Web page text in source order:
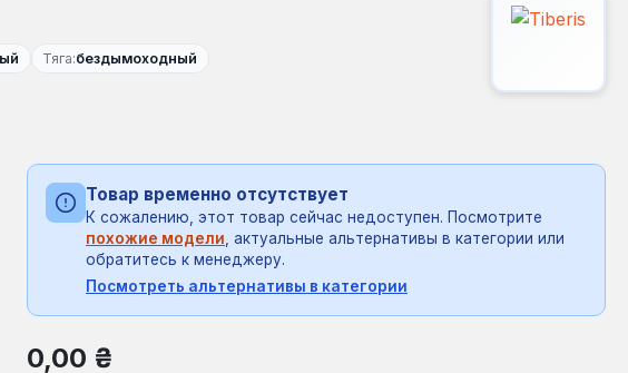
Тяга:бездымоходный
Товар временно отсутствует
К сожалению, этот товар сейчас недоступен. Посмотрите
похожие модели , актуальные альтернативы в категории или
обратитесь к менеджеру.
Посмотреть альтернативы в категории
Обычная цена:
0,00 ₴